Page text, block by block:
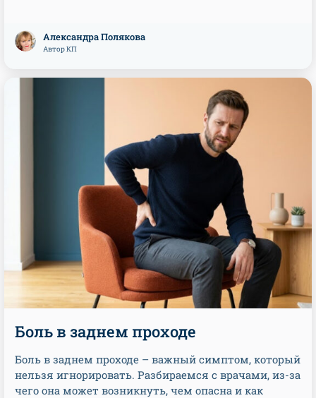
Александра Полякова
Автор КП
Боль в заднем проходе
Боль в заднем проходе – важный симптом, который
нельзя игнорировать. Разбираемся с врачами, из-за
чего она может возникнуть, чем опасна и как